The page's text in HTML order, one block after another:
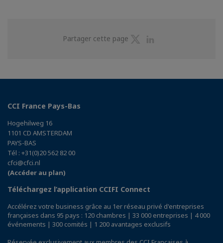
Partager cette page
Partager
CCI France Pays-Bas
Hogehilweg 16
1101 CD AMSTERDAM
PAYS-BAS
Tél : +31(0)20 562 82 00
cfci@cfci.nl
(Accéder au plan)
Téléchargez l’application CCIFI Connect
Accélérez votre business grâce au 1er réseau privé d'entreprises
françaises dans 95 pays : 120 chambres | 33 000 entreprises | 4 000
événements | 300 comités | 1 200 avantages exclusifs